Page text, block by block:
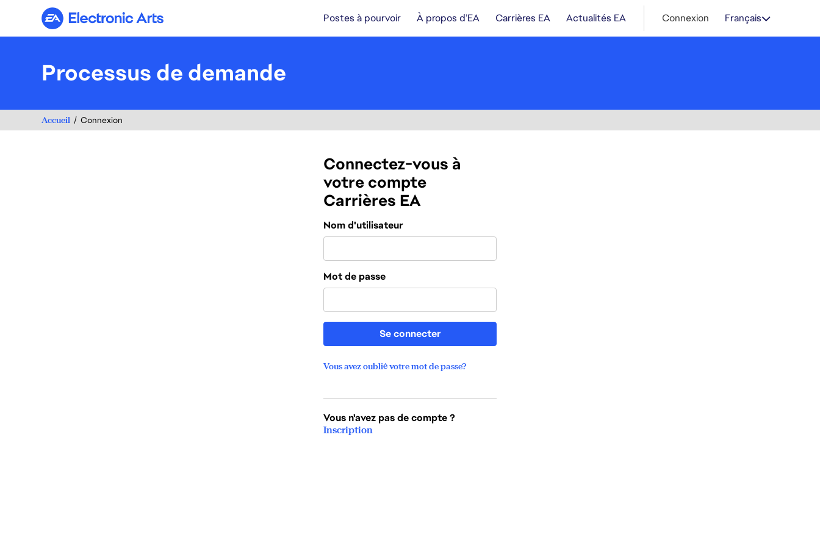
Electronic Arts Postes à pourvoir À propos d’EA Carrières EA Actualités EA Connexion Français
Processus de demande
Accueil Connexion
Connectez-vous à
votre compte
Carrières EA
Connexion
Nom d'utilisateur
Mot de passe
Se connecter
Vous avez oublié votre mot de passe?
Vous n'avez pas de compte ?
Inscription